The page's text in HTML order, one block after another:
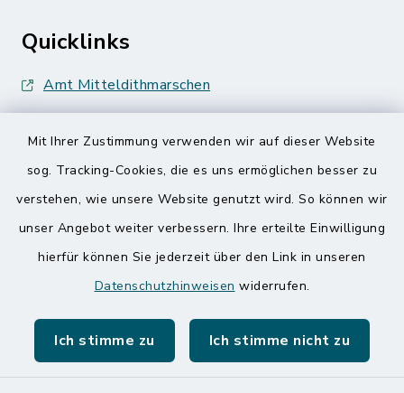
Mit Ihrer Zustimmung verwenden wir auf dieser Website
sog. Tracking-Cookies, die es uns ermöglichen besser zu
verstehen, wie unsere Website genutzt wird. So können wir
unser Angebot weiter verbessern. Ihre erteilte Einwilligung
hierfür können Sie jederzeit über den Link in unseren
Datenschutzhinweisen widerrufen.
Ich stimme zu Ich stimme nicht zu
Quicklinks
Amt Mitteldithmarschen
Nationalpark Wattenmeer
Kontakt
Barrierefreiheit